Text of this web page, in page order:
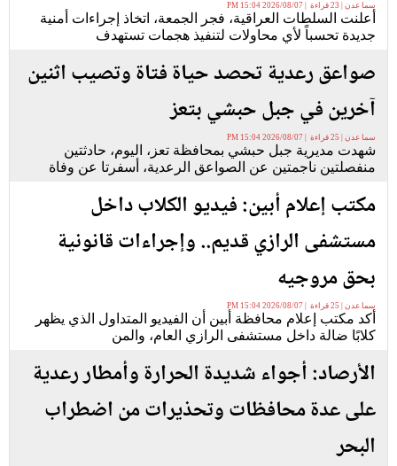
سما عدن | 23 قراءة | 2026/08/07 15:04 PM
أعلنت السلطات العراقية، فجر الجمعة، اتخاذ إجراءات أمنية
جديدة تحسباً لأي محاولات لتنفيذ هجمات تستهدف
صواعق رعدية تحصد حياة فتاة وتصيب اثنين
آخرين في جبل حبشي بتعز
سما عدن | 25 قراءة | 2026/08/07 15:04 PM
شهدت مديرية جبل حبشي بمحافظة تعز، اليوم، حادثتين
منفصلتين ناجمتين عن الصواعق الرعدية، أسفرتا عن وفاة
مكتب إعلام أبين: فيديو الكلاب داخل
مستشفى الرازي قديم.. وإجراءات قانونية
بحق مروجيه
سما عدن | 25 قراءة | 2026/08/07 15:04 PM
أكد مكتب إعلام محافظة أبين أن الفيديو المتداول الذي يظهر
كلابًا ضالة داخل مستشفى الرازي العام، والمن
الأرصاد: أجواء شديدة الحرارة وأمطار رعدية
على عدة محافظات وتحذيرات من اضطراب
البحر